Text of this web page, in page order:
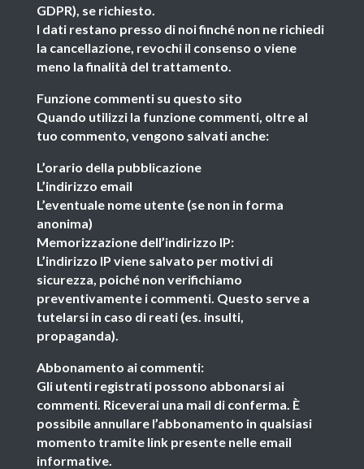
GDPR), se richiesto.
I dati restano presso di noi finché non ne richiedi
la cancellazione, revochi il consenso o viene
meno la finalità del trattamento.
Funzione commenti su questo sito
Quando utilizzi la funzione commenti, oltre al
tuo commento, vengono salvati anche:
L’orario della pubblicazione
L’indirizzo email
L’eventuale nome utente (se non in forma
anonima)
Memorizzazione dell’indirizzo IP:
L’indirizzo IP viene salvato per motivi di
sicurezza, poiché non verifichiamo
preventivamente i commenti. Questo serve a
tutelarsi in caso di reati (es. insulti,
propaganda).
Abbonamento ai commenti:
Gli utenti registrati possono abbonarsi ai
commenti. Riceverai una mail di conferma. È
possibile annullare l’abbonamento in qualsiasi
momento tramite link presente nelle email
informative.